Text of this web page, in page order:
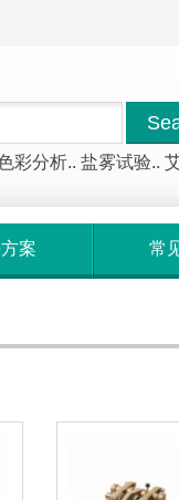
彩分析.. 盐雾试验..
案 常